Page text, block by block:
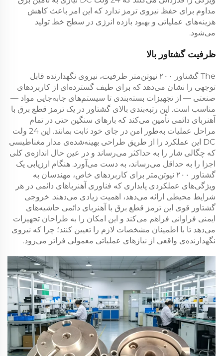
مداوم برای حفظ نیروی ترمز ندارد که این امر باعث کاهش
هزینه‌های عملیاتی و بهبود بازده انرژی در سطح خط تولید
می‌شود.
ظرفیت گشتاور بالا
The گشتاور ۲۰۰ نیوتن‌متر
ظرفیت، نیروی نگهدارنده قابل
توجهی را نشان می‌دهد که برای طیف گسترده‌ای از کاربردهای
صنعتی — از تجهیزات بسته‌بندی تا سیستم‌های جابه‌جایی مواد —
مناسب است. این رتبه‌بندی بالای گشتاور در یک ترمز قطع برق با
آهنربای دائمی تأمین می‌کند که بارهای سنگین حتی در تمام
مراحل عملیات به‌طور امن در جای خود ثابت بمانند. این
24 ولت
DC این عملکرد را از طریق طراحی بهینه‌شده‌ی مدار مغناطیسی
که چگالی شار را به حداکثر می‌رساند و در عین حال اندازه‌ی کلی
اجزا را به حداقل می‌رساند، به دست می‌آورد. هنگام ارزیابی یک
گشتاور ۲۰۰ نیوتن‌متر
برای کاربردهای خاص، مهندسان به
ویژگی‌های عملکردی پایداری که فناوری آهنرباهای دائمی در هر
شرایط محیطی ارائه می‌دهد، اهمیت زیادی می‌دهند. خروجی
گشتاور قوی این ترمز قطع برق با آهنربای دائمی حاشیه‌های
ایمنی فراوانی فراهم می‌کند و این امکان را به طراحان تجهیزات
می‌دهد تا با اطمینان مشخصات لازم را تعیین کنند؛ چرا که نیروی
نگهدارنده‌ی واقعی از نیازهای عملیاتی معمولی فراتر می‌رود.